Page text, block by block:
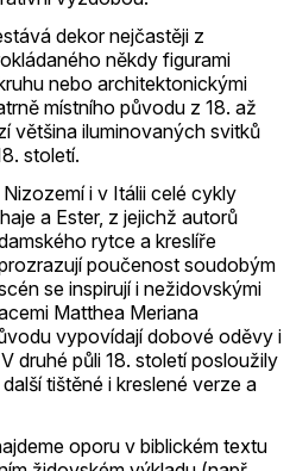
dekor nejčastěji z
někdy figurami
nebo architektonickými
místního původu z 18. až
většina iluminovaných svitků
století.
i v Itálii celé cykly
a Ester, z jejichž autorů
rytce a kreslíře
poučenost soudobým
se inspirují i nežidovskými
Matthea Meriana
vypovídají dobové oděvy i
druhé půli 18. století posloužily
tištěné i kreslené verze a
oporu v biblickém textu